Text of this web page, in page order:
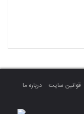
قوانین سایت
درباره ما